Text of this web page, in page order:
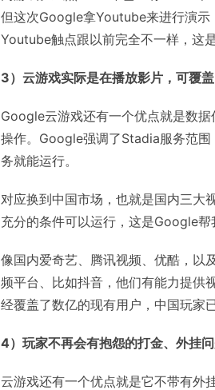
但这次Google拿Youtube来进行演示
Youtube触点跟以前完全不一样，这
3）云游戏实际是在播放影片，可覆
Google云游戏还有一个优点就是数
操作。Google强调了Stadia服务范
务就能运行。
对应换到中国市场，也就是国内三大
充分的条件可以运行，这是Google帮
像国内爱奇艺、腾讯视频、优酷，以
频平台、比如抖音，他们有能力提供
经覆盖了数亿的现有用户，中国玩家
4）玩家不再会有抱怨的打金、外挂
云游戏还有一个优点就是它不带有外